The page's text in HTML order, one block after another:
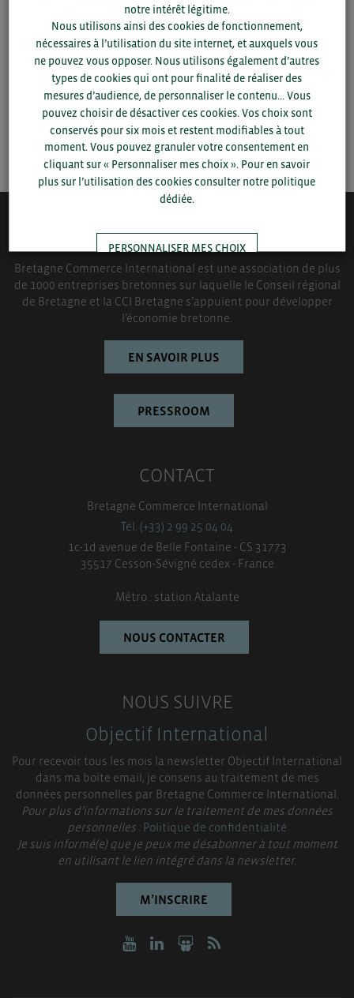
département et votre secteurou connectez-vous.
SAUVEGARDER
QUI-SOMMES NOUS ?
Bretagne Commerce International est une association de plus
de 1000 entreprises bretonnes sur laquelle le Conseil régional
de Bretagne et la CCI Bretagne s’appuient pour développer
l’économie bretonne.
EN SAVOIR PLUS
PRESSROOM
CONTACT
Bretagne Commerce International
Tél. (+33) 2 99 25 04 04
1c-1d avenue de Belle Fontaine - CS 31773
35517 Cesson-Sévigné cedex - France
Métro : station Atalante
NOUS CONTACTER
NOUS SUIVRE
Objectif International
Pour recevoir tous les mois la newsletter Objectif International
dans ma boite email, je consens au traitement de mes
données personnelles par Bretagne Commerce International.
Pour plus d’informations sur le traitement de mes données
personnelles :Politique de confidentialité
Je suis informé(e) que je peux me désabonner à tout moment
en utilisant le lien intégré dans la newsletter.
M’INSCRIRE
notre intérêt légitime.
Nous utilisons ainsi des cookies de fonctionnement,
nécessaires à l’utilisation du site internet, et auxquels vous
ne pouvez vous opposer. Nous utilisons également d’autres
types de cookies qui ont pour finalité de réaliser des
mesures d’audience, de personnaliser le contenu... Vous
pouvez choisir de désactiver ces cookies. Vos choix sont
conservés pour six mois et restent modifiables à tout
moment. Vous pouvez granuler votre consentement en
cliquant sur « Personnaliser mes choix ». Pour en savoir
plus sur l’utilisation des cookies consulter notre politique
dédiée.
PERSONNALISER MES CHOIX
TOUT ACCEPTER